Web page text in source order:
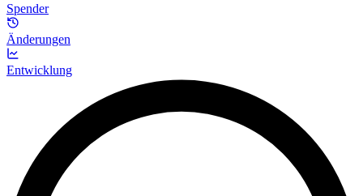
Spender
Änderungen
Entwicklung